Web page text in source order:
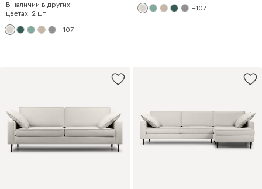
В наличии в других
цветах: 2 шт.
+107
+107